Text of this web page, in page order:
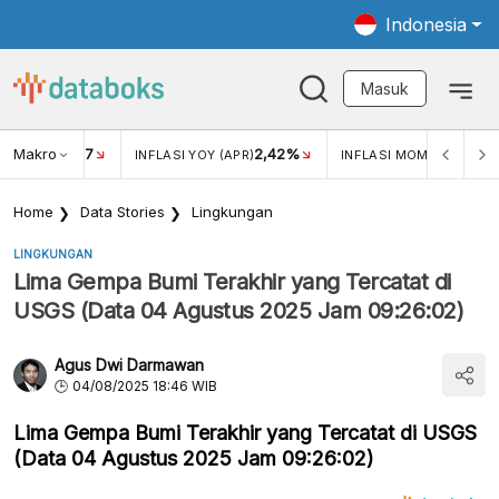
Indonesia
Masuk
Makro
USD/IDR 17 INFLASI YOY (APR)2,42% INFLASI MOM (MAR)
Home Data Stories Lingkungan
LINGKUNGAN
Lima Gempa Bumi Terakhir yang Tercatat di
USGS (Data 04 Agustus 2025 Jam 09:26:02)
Agus Dwi Darmawan
04/08/2025 18:46 WIB
Lima Gempa Bumi Terakhir yang Tercatat di USGS
(Data 04 Agustus 2025 Jam 09:26:02)